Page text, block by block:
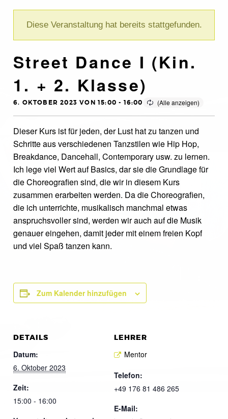
Diese Veranstaltung hat bereits stattgefunden.
Street Dance I (Kin.
1. + 2. Klasse)
6. OKTOBER 2023 VON 15:00 - 16:00
Dieser Kurs ist für jeden, der Lust hat zu tanzen und
Schritte aus verschiedenen Tanzstilen wie Hip Hop,
Breakdance, Dancehall, Contemporary usw. zu lernen.
Ich lege viel Wert auf Basics, dar sie die Grundlage für
die Choreografien sind, die wir in diesem Kurs
zusammen erarbeiten werden. Da die Choreografien,
die ich unterrichte, musikalisch manchmal etwas
anspruchsvoller sind, werden wir auch auf die Musik
genauer eingehen, damit jeder mit einem freien Kopf
und viel Spaß tanzen kann.
Zum Kalender hinzufügen
DETAILS
Datum:
6. Oktober 2023
Zeit:
15:00 - 16:00
LEHRER
Mentor
Telefon:
+49 176 81 486 265
E-Mail: